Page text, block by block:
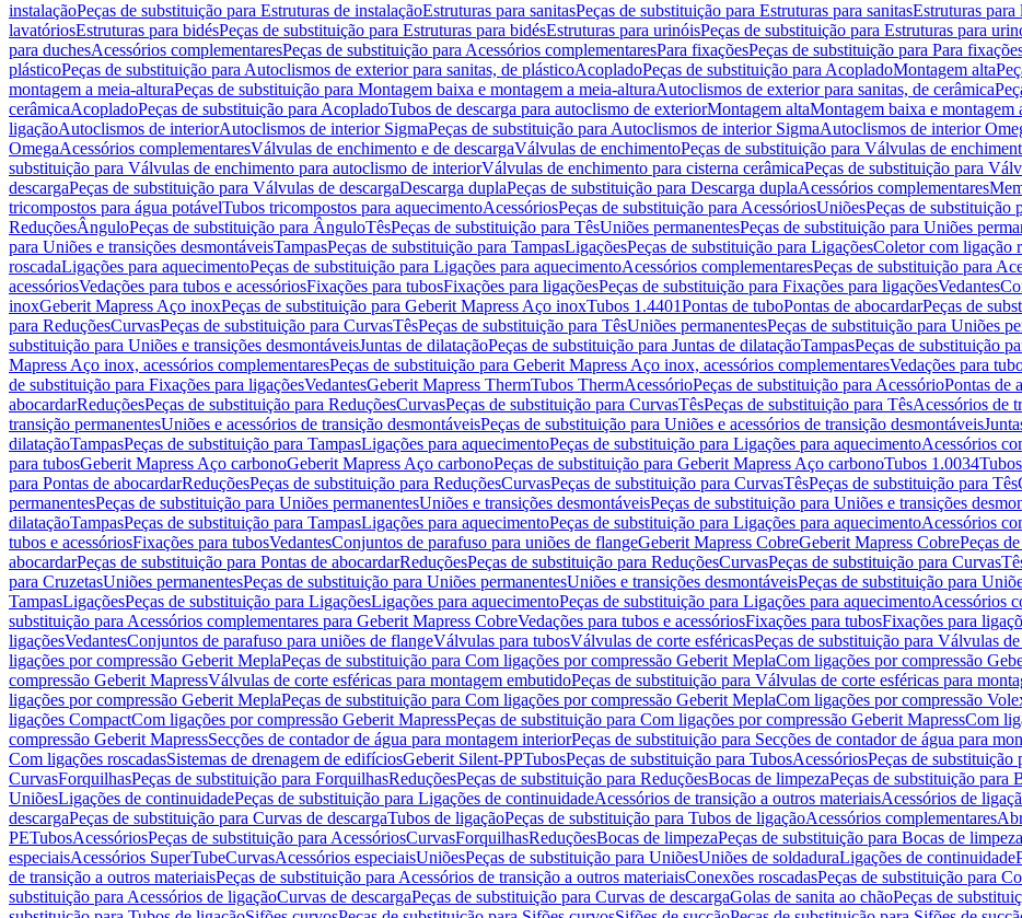
instalaçãoPeças de substituição para Estruturas de instalaçãoEstruturas para sanitasPeças de substituição para Estruturas para sanitasEstruturas para
lavatóriosEstruturas para bidésPeças de substituição para Estruturas para bidésEstruturas para urinóisPeças de substituição para Estruturas para
para duchesAcessórios complementaresPeças de substituição para Acessórios complementaresPara fixaçõesPeças de substituição para Para
plásticoPeças de substituição para Autoclismos de exterior para sanitas, de plásticoAcopladoPeças de substituição para AcopladoMontagem alta
montagem a meia-alturaPeças de substituição para Montagem baixa e montagem a meia-alturaAutoclismos de exterior para sanitas, de cerâmica
cerâmicaAcopladoPeças de substituição para AcopladoTubos de descarga para autoclismo de exteriorMontagem altaMontagem baixa e montagem
ligaçãoAutoclismos de interiorAutoclismos de interior SigmaPeças de substituição para Autoclismos de interior SigmaAutoclismos de interior
OmegaAcessórios complementaresVálvulas de enchimento e de descargaVálvulas de enchimentoPeças de substituição para Válvulas de
substituição para Válvulas de enchimento para autoclismo de interiorVálvulas de enchimento para cisterna cerâmicaPeças de substituição para
descargaPeças de substituição para Válvulas de descargaDescarga duplaPeças de substituição para Descarga duplaAcessórios complementares
tricompostos para água potávelTubos tricompostos para aquecimentoAcessóriosPeças de substituição para AcessóriosUniõesPeças de substituição
ReduçõesÂnguloPeças de substituição para ÂnguloTêsPeças de substituição para TêsUniões permanentesPeças de substituição para Uniões
para Uniões e transições desmontáveisTampasPeças de substituição para TampasLigaçõesPeças de substituição para LigaçõesColetor com ligação
roscadaLigações para aquecimentoPeças de substituição para Ligações para aquecimentoAcessórios complementaresPeças de substituição para
acessóriosVedações para tubos e acessóriosFixações para tubosFixações para ligaçõesPeças de substituição para Fixações para ligaçõesVedantes
inoxGeberit Mapress Aço inoxPeças de substituição para Geberit Mapress Aço inoxTubos 1.4401Pontas de tuboPontas de abocardarPeças de
para ReduçõesCurvasPeças de substituição para CurvasTêsPeças de substituição para TêsUniões permanentesPeças de substituição para Uniões
substituição para Uniões e transições desmontáveisJuntas de dilataçãoPeças de substituição para Juntas de dilataçãoTampasPeças de substituição
Mapress Aço inox, acessórios complementaresPeças de substituição para Geberit Mapress Aço inox, acessórios complementaresVedações para
de substituição para Fixações para ligaçõesVedantesGeberit Mapress ThermTubos ThermAcessórioPeças de substituição para AcessórioPontas de
abocardarReduçõesPeças de substituição para ReduçõesCurvasPeças de substituição para CurvasTêsPeças de substituição para TêsAcessórios de
transição permanentesUniões e acessórios de transição desmontáveisPeças de substituição para Uniões e acessórios de transição desmontáveis
dilataçãoTampasPeças de substituição para TampasLigações para aquecimentoPeças de substituição para Ligações para aquecimentoAcessórios
para tubosGeberit Mapress Aço carbonoGeberit Mapress Aço carbonoPeças de substituição para Geberit Mapress Aço carbonoTubos 1.0034
para Pontas de abocardarReduçõesPeças de substituição para ReduçõesCurvasPeças de substituição para CurvasTêsPeças de substituição para Tês
permanentesPeças de substituição para Uniões permanentesUniões e transições desmontáveisPeças de substituição para Uniões e transições
dilataçãoTampasPeças de substituição para TampasLigações para aquecimentoPeças de substituição para Ligações para aquecimentoAcessórios
tubos e acessóriosFixações para tubosVedantesConjuntos de parafuso para uniões de flangeGeberit Mapress CobreGeberit Mapress CobrePeças
abocardarPeças de substituição para Pontas de abocardarReduçõesPeças de substituição para ReduçõesCurvasPeças de substituição para Curvas
para CruzetasUniões permanentesPeças de substituição para Uniões permanentesUniões e transições desmontáveisPeças de substituição para
TampasLigaçõesPeças de substituição para LigaçõesLigações para aquecimentoPeças de substituição para Ligações para aquecimentoAcessórios
substituição para Acessórios complementares para Geberit Mapress CobreVedações para tubos e acessóriosFixações para tubosFixações para
ligaçõesVedantesConjuntos de parafuso para uniões de flangeVálvulas para tubosVálvulas de corte esféricasPeças de substituição para Válvulas
ligações por compressão Geberit MeplaPeças de substituição para Com ligações por compressão Geberit MeplaCom ligações por compressão
compressão Geberit MapressVálvulas de corte esféricas para montagem embutidoPeças de substituição para Válvulas de corte esféricas para
ligações por compressão Geberit MeplaPeças de substituição para Com ligações por compressão Geberit MeplaCom ligações por compressão
ligações CompactCom ligações por compressão Geberit MapressPeças de substituição para Com ligações por compressão Geberit MapressCom
compressão Geberit MapressSecções de contador de água para montagem interiorPeças de substituição para Secções de contador de água para
Com ligações roscadasSistemas de drenagem de edifíciosGeberit Silent-PPTubosPeças de substituição para TubosAcessóriosPeças de substituição
CurvasForquilhasPeças de substituição para ForquilhasReduçõesPeças de substituição para ReduçõesBocas de limpezaPeças de substituição para
UniõesLigações de continuidadePeças de substituição para Ligações de continuidadeAcessórios de transição a outros materiaisAcessórios de
descargaPeças de substituição para Curvas de descargaTubos de ligaçãoPeças de substituição para Tubos de ligaçãoAcessórios complementares
PETubosAcessóriosPeças de substituição para AcessóriosCurvasForquilhasReduçõesBocas de limpezaPeças de substituição para Bocas de limpeza
especiaisAcessórios SuperTubeCurvasAcessórios especiaisUniõesPeças de substituição para UniõesUniões de soldaduraLigações de continuidade
de transição a outros materiaisPeças de substituição para Acessórios de transição a outros materiaisConexões roscadasPeças de substituição para
substituição para Acessórios de ligaçãoCurvas de descargaPeças de substituição para Curvas de descargaGolas de sanita ao chãoPeças de